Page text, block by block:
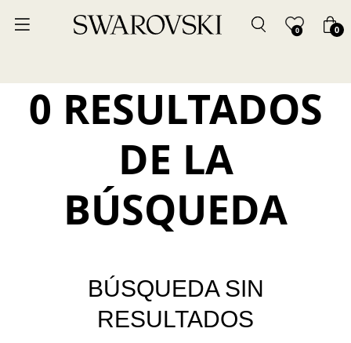
0 0
0 RESULTADOS
DE LA
BÚSQUEDA
BÚSQUEDA SIN
RESULTADOS